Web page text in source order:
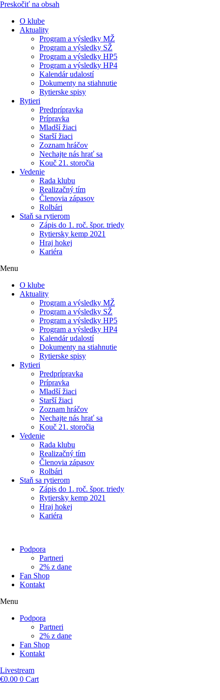
Preskočiť na obsah
O klube
Aktuality
Program a výsledky MŽ
Program a výsledky SŽ
Program a výsledky HP5
Program a výsledky HP4
Kalendár udalostí
Dokumenty na stiahnutie
Rytierske spisy
Rytieri
Predprípravka
Prípravka
Mladší žiaci
Starší žiaci
Zoznam hráčov
Nechajte nás hrať sa
Kouč 21. storočia
Vedenie
Rada klubu
Realizačný tím
Členovia zápasov
Rolbári
Staň sa rytierom
Zápis do 1. roč. špor. triedy
Rytiersky kemp 2021
Hraj hokej
Kariéra
Menu
O klube
Aktuality
Program a výsledky MŽ
Program a výsledky SŽ
Program a výsledky HP5
Program a výsledky HP4
Kalendár udalostí
Dokumenty na stiahnutie
Rytierske spisy
Rytieri
Predprípravka
Prípravka
Mladší žiaci
Starší žiaci
Zoznam hráčov
Nechajte nás hrať sa
Kouč 21. storočia
Vedenie
Rada klubu
Realizačný tím
Členovia zápasov
Rolbári
Staň sa rytierom
Zápis do 1. roč. špor. triedy
Rytiersky kemp 2021
Hraj hokej
Kariéra
Podpora
Partneri
2% z dane
Fan Shop
Kontakt
Menu
Podpora
Partneri
2% z dane
Fan Shop
Kontakt
Livestream
€0.00 0 Cart